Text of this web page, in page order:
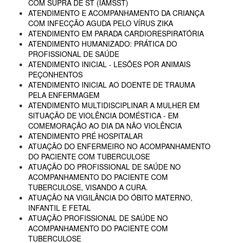
COM SUPRA DE ST (IAMSST)
ATENDIMENTO E ACOMPANHAMENTO DA CRIANÇA
COM INFECÇÃO AGUDA PELO VÍRUS ZIKA
ATENDIMENTO EM PARADA CARDIORESPIRATÓRIA
ATENDIMENTO HUMANIZADO: PRÁTICA DO
PROFISSIONAL DE SAÚDE
ATENDIMENTO INICIAL - LESÕES POR ANIMAIS
PEÇONHENTOS
ATENDIMENTO INICIAL AO DOENTE DE TRAUMA
PELA ENFERMAGEM
ATENDIMENTO MULTIDISCIPLINAR A MULHER EM
SITUAÇÃO DE VIOLÊNCIA DOMÉSTICA - EM
COMEMORAÇÃO AO DIA DA NÃO VIOLÊNCIA
ATENDIMENTO PRÉ HOSPITALAR
ATUAÇÃO DO ENFERMEIRO NO ACOMPANHAMENTO
DO PACIENTE COM TUBERCULOSE
ATUAÇÃO DO PROFISSIONAL DE SAÚDE NO
ACOMPANHAMENTO DO PACIENTE COM
TUBERCULOSE, VISANDO A CURA.
ATUAÇÃO NA VIGILÂNCIA DO ÓBITO MATERNO,
INFANTIL E FETAL
ATUAÇÃO PROFISSIONAL DE SAÚDE NO
ACOMPANHAMENTO DO PACIENTE COM
TUBERCULOSE